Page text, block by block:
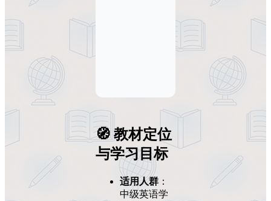
🧭 教材定位
与学习目标
适用人群 ：
中级英语学